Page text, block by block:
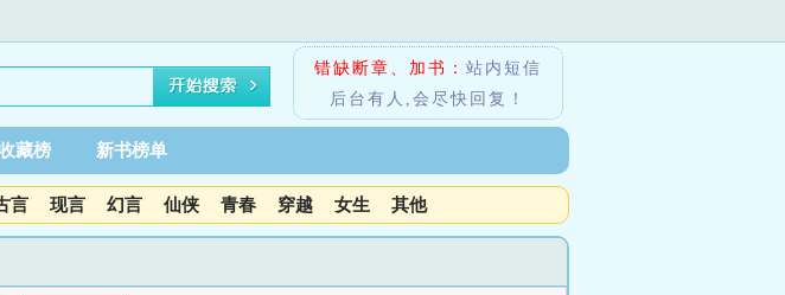
错缺断章、加书： 站内短信
后台有人,会尽快回复！
藏榜 新书榜单
言 现言 幻言 仙侠 青春 穿越 女生 其他